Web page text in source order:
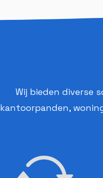
Wij bieden diverse
kantoorpanden,